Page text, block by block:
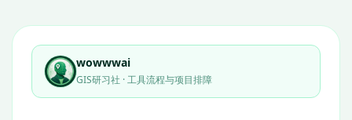
wowwwai
GIS研习社 · 工具流程与项目排障